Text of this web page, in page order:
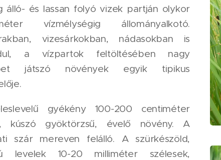
álló- és lassan folyó vizek partján olykor
vízmélységig állományalkotó.
vizesárkokban, nádasokban is
a vízpartok feltöltésében nagy
játszó növények egyik tipikus
gyékény 100-200 centiméter
kúszó gyöktörzsű, évelő növény. A
szár mereven felálló. A szürkészöld,
levelek 10-20 milliméter szélesek,